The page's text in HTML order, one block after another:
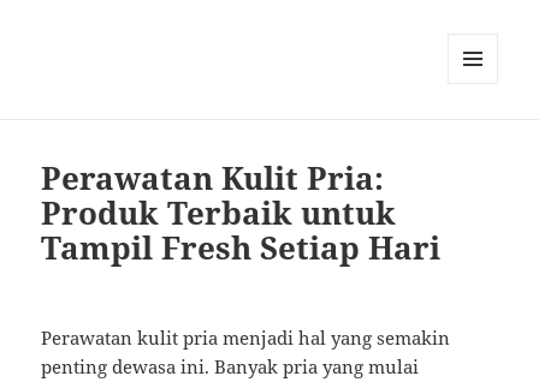
Perawatan Kulit Pria:
Produk Terbaik untuk
Tampil Fresh Setiap Hari
Perawatan kulit pria menjadi hal yang semakin
penting dewasa ini. Banyak pria yang mulai